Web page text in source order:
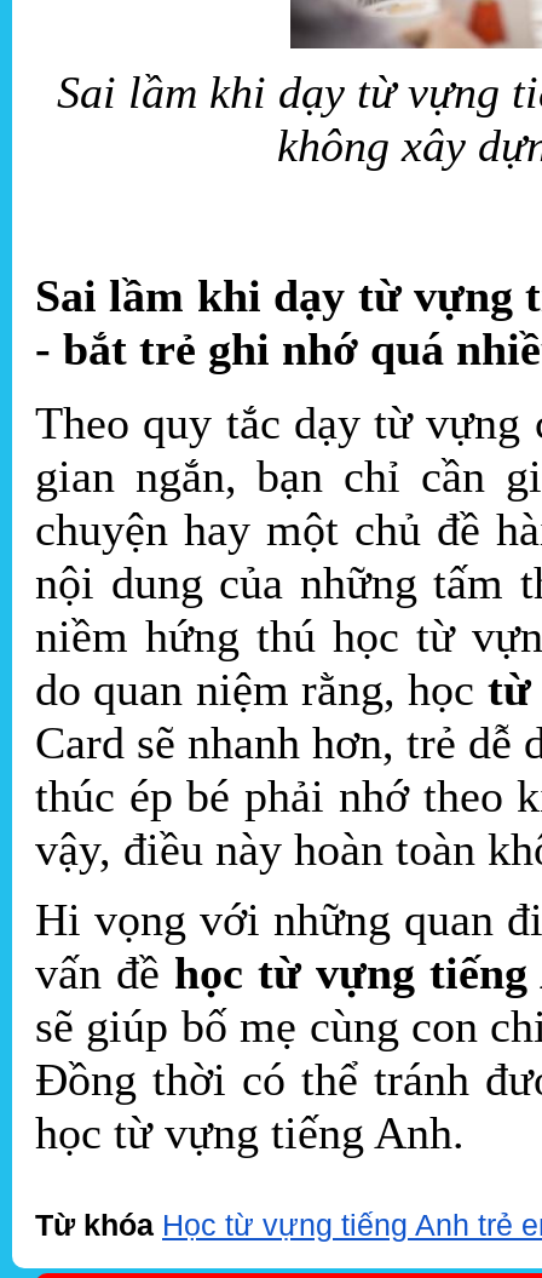
Sai lầm khi dạy từ vựng
không xây
Sai lầm khi dạy từ vựng
- bắt trẻ ghi nhớ quá
Theo quy tắc dạy từ vựng
gian ngắn, bạn chỉ cần
chuyện hay một chủ đề
nội dung của những tấm
niềm hứng thú học từ
do quan niệm rằng, học từ
Card sẽ nhanh hơn, trẻ dễ
thúc ép bé phải nhớ theo
vậy, điều này hoàn toàn
Hi vọng với những quan
vấn đề học từ vựng
sẽ giúp bố mẹ cùng con
Đồng thời có thể tránh
học từ vựng tiếng Anh.
Từ khóa Học từ vựng tiếng Anh trẻ